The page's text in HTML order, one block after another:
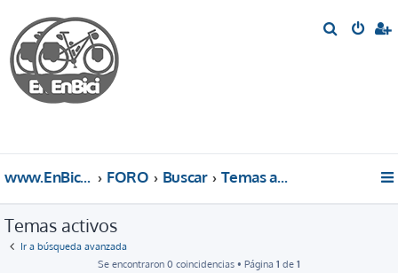
www.EnBici.eu FORO Buscar Temas activos
Temas activos
Ir a búsqueda avanzada
Se encontraron 0 coincidencias • Página 1 de 1